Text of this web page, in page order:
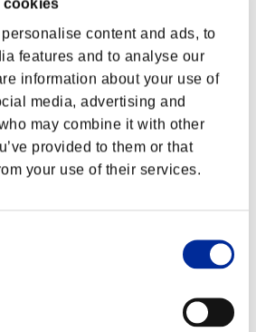
cookies
content and ads, to
features and to analyse our
information about your use of
media, advertising and
may combine it with other
provided to them or that
your use of their services.